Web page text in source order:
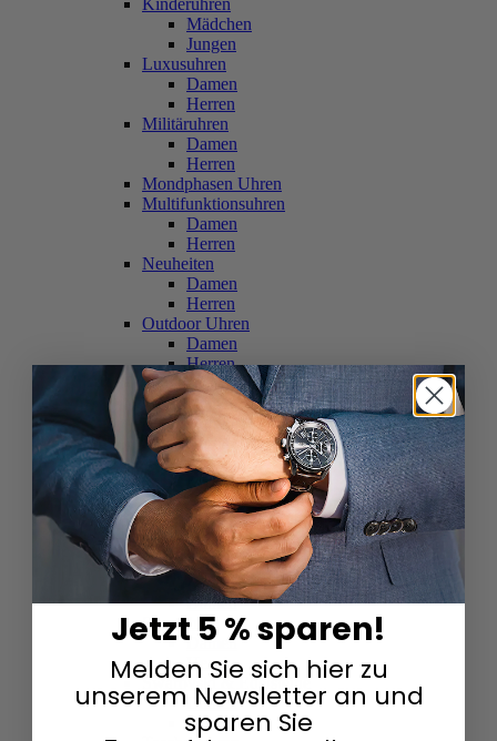
Kinderuhren
Mädchen
Jungen
Luxusuhren
Damen
Herren
Militäruhren
Damen
Herren
Mondphasen Uhren
Multifunktionsuhren
Damen
Herren
Neuheiten
Damen
Herren
Outdoor Uhren
Damen
Herren
Schweizer Uhren
Damen
Herren
Skelettuhren
Damen
Herren
Smartwatches
Damen
Herren
Solaruhren
Herren
Damen
Sportuhren
Damen
Herren
Swarovski & Edelsteine
Damen
Herren
Jetzt 5 % sparen!
Melden Sie sich hier zu
unserem Newsletter an und
sparen Sie